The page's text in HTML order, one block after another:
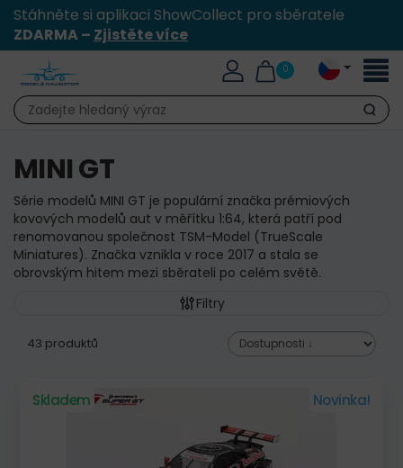
Stáhněte si aplikaci ShowCollect pro sběratele
ZDARMA – Zjistěte více
0
Hledat
MINI GT
Série modelů MINI GT je populární značka prémiových
kovových modelů aut v měřítku 1:64, která patří pod
renomovanou společnost TSM-Model (TrueScale
Miniatures). Značka vznikla v roce 2017 a stala se
obrovským hitem mezi sběrateli po celém světě.
Filtry
43 produktů
Skladem Novinka!